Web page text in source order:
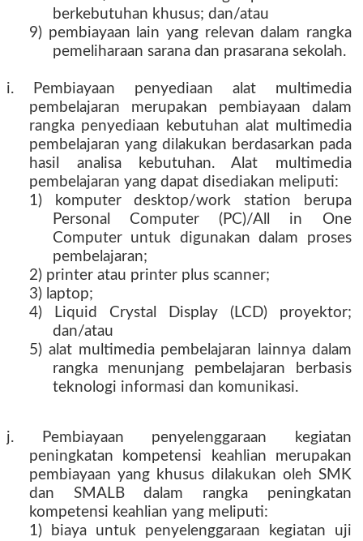
berkebutuhan khusus; dan/atau
9) pembiayaan lain yang relevan dalam rangka
pemeliharaan sarana dan prasarana sekolah.
i. Pembiayaan penyediaan alat multimedia
pembelajaran merupakan pembiayaan dalam
rangka penyediaan kebutuhan alat multimedia
pembelajaran yang dilakukan berdasarkan pada
hasil analisa kebutuhan. Alat multimedia
pembelajaran yang dapat disediakan meliputi:
1) komputer desktop/work station berupa
Personal Computer (PC)/All in One
Computer untuk digunakan dalam proses
pembelajaran;
2) printer atau printer plus scanner;
3) laptop;
4) Liquid Crystal Display (LCD) proyektor;
dan/atau
5) alat multimedia pembelajaran lainnya dalam
rangka menunjang pembelajaran berbasis
teknologi informasi dan komunikasi.
j. Pembiayaan penyelenggaraan kegiatan
peningkatan kompetensi keahlian merupakan
pembiayaan yang khusus dilakukan oleh SMK
dan SMALB dalam rangka peningkatan
kompetensi keahlian yang meliputi:
1) biaya untuk penyelenggaraan kegiatan uji